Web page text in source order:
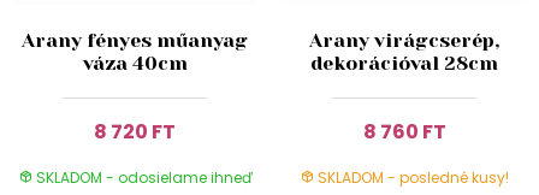
Arany fényes műanyag
váza 40cm
8 720 FT
SKLADOM - odosielame ihneď
Arany virágcserép,
dekorációval 28cm
8 760 FT
SKLADOM - posledné kusy!